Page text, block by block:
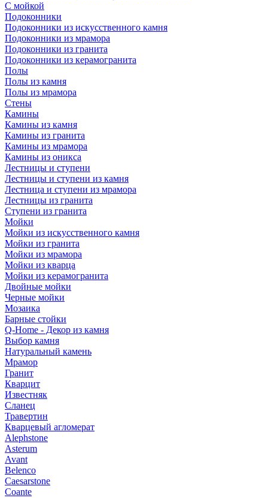
С мойкой
Подоконники
Подоконники из искусственного камня
Подоконники из мрамора
Подоконники из гранита
Подоконники из керамогранита
Полы
Полы из камня
Полы из мрамора
Стены
Камины
Камины из камня
Камины из гранита
Камины из мрамора
Камины из оникса
Лестницы и ступени
Лестницы и ступени из камня
Лестница и ступени из мрамора
Лестницы из гранита
Ступени из гранита
Мойки
Мойки из искусственного камня
Мойки из гранита
Мойки из мрамора
Мойки из кварца
Мойки из керамогранита
Двойные мойки
Черные мойки
Мозаика
Барные стойки
Q-Home - Декор из камня
Выбор камня
Натуральный камень
Мрамор
Гранит
Кварцит
Известняк
Сланец
Травертин
Кварцевый агломерат
Alephstone
Asterum
Avant
Belenco
Caesarstone
Coante